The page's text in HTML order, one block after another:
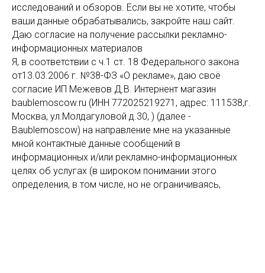
исследований и обзоров. Если вы не хотите, чтобы
ваши данные обрабатывались, закройте наш сайт.
Даю согласие на получение рассылки рекламно-
информационных материалов
Я, в соответствии с ч.1 ст. 18 Федерального закона
от13.03.2006 г. №38-ФЗ «О рекламе», даю своё
согласие ИП Межевов Д.В. Интернент магазин
baublemoscow.ru (ИНН 772025219271, адрес: 111538,г.
Москва, ул.Молдагуловой д.30, ) (далее -
Baublemoscow) на направление мне на указанные
мной контактные данные сообщений в
информационных и/или рекламно-информационных
целях об услугах (в широком понимании этого
определения, в том числе, но не ограничиваясь,